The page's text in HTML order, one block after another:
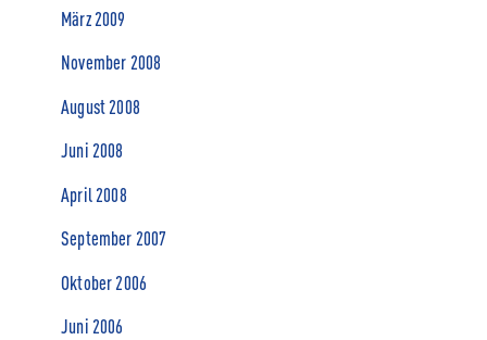
März 2009
November 2008
August 2008
Juni 2008
April 2008
September 2007
Oktober 2006
Juni 2006